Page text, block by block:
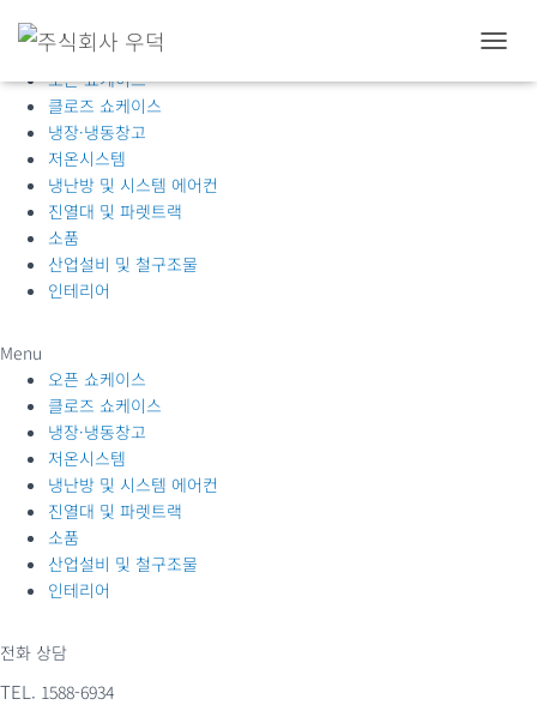
비
제품소개
오픈 쇼케이스
클로즈 쇼케이스
냉장·냉동창고
저온시스템
냉난방 및 시스템 에어컨
진열대 및 파렛트랙
소품
산업설비 및 철구조물
인테리어
Menu
오픈 쇼케이스
클로즈 쇼케이스
냉장·냉동창고
저온시스템
냉난방 및 시스템 에어컨
진열대 및 파렛트랙
소품
산업설비 및 철구조물
인테리어
전화 상담
TEL. 1588-6934